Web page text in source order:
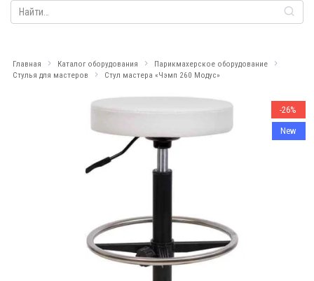
Search
for:
Главная Каталог оборудования
Парикмахерское оборудование
Стулья для мастеров
Стул мастера «Чэмп 260 Модус»
-26%
New